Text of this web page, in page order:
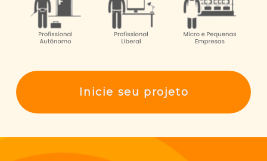
Inicie seu projeto